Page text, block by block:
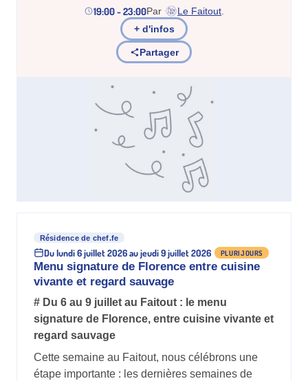
19:00 - 23:00Par Le Faitout
(nouvel onglet)
+ d'infos
Partager
Résidence de chef.fe
Du lundi 6 juillet 2026 au jeudi 9 juillet 2026 PLURIJOURS
Menu signature de Florence entre cuisine
vivante et regard sauvage
# Du 6 au 9 juillet au Faitout : le menu
signature de Florence, entre cuisine vivante et
regard sauvage
Cette semaine au Faitout, nous célébrons une
étape importante : les dernières semaines de